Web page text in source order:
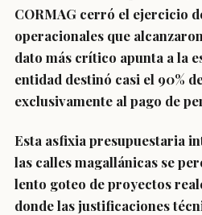
CORMAG cerró el ejercicio
operacionales que
dato más crítico apunta a la
entidad destinó casi el 90%
exclusivamente al pago de
Esta asfixia presupuestaria
las calles magallánicas se
lento goteo de proyectos
donde las justificaciones